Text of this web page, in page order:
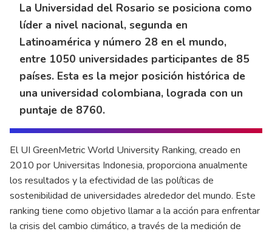
La Universidad del Rosario se posiciona como
líder a nivel nacional, segunda en
Latinoamérica y número 28 en el mundo,
entre 1050 universidades participantes de 85
países. Esta es la mejor posición histórica de
una universidad colombiana, lograda con un
puntaje de 8760.
El UI GreenMetric World University Ranking, creado en
2010 por Universitas Indonesia, proporciona anualmente
los resultados y la efectividad de las políticas de
sostenibilidad de universidades alrededor del mundo. Este
ranking tiene como objetivo llamar a la acción para enfrentar
la crisis del cambio climático, a través de la medición de